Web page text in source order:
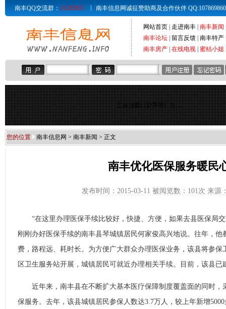
南丰QQ交流群： 21285835 南丰信息网诚征赞助商及合作伙伴
网站首页 走进南丰 南丰新闻
南丰论坛
留言反馈 南丰特产
南丰房产 在线电视 蜜桔小姐
正在加载LED字幕广告...
您的位置 南丰信息网 > 南丰新闻 > 正文
南丰优化医保服务暖民
发布时间：2015-03-11 被阅览数： 101次 来源
“在这里办理医保手续比较好，快捷、方便，如果去县医保局交
刚刚办好医保手续的南丰县琴城镇居民何家俊高兴地说。往年，
费，路程远、耗时长。为方便广大群众办理医保业务，该县将参保
区卫生服务站开展，城镇居民可就近办理相关手续。目前，该县
近年来，南丰县在不断扩大基本医疗保障制度覆盖面的同时，
保服务。去年，该县城镇居民参保人数达3.7万人，较上年新增